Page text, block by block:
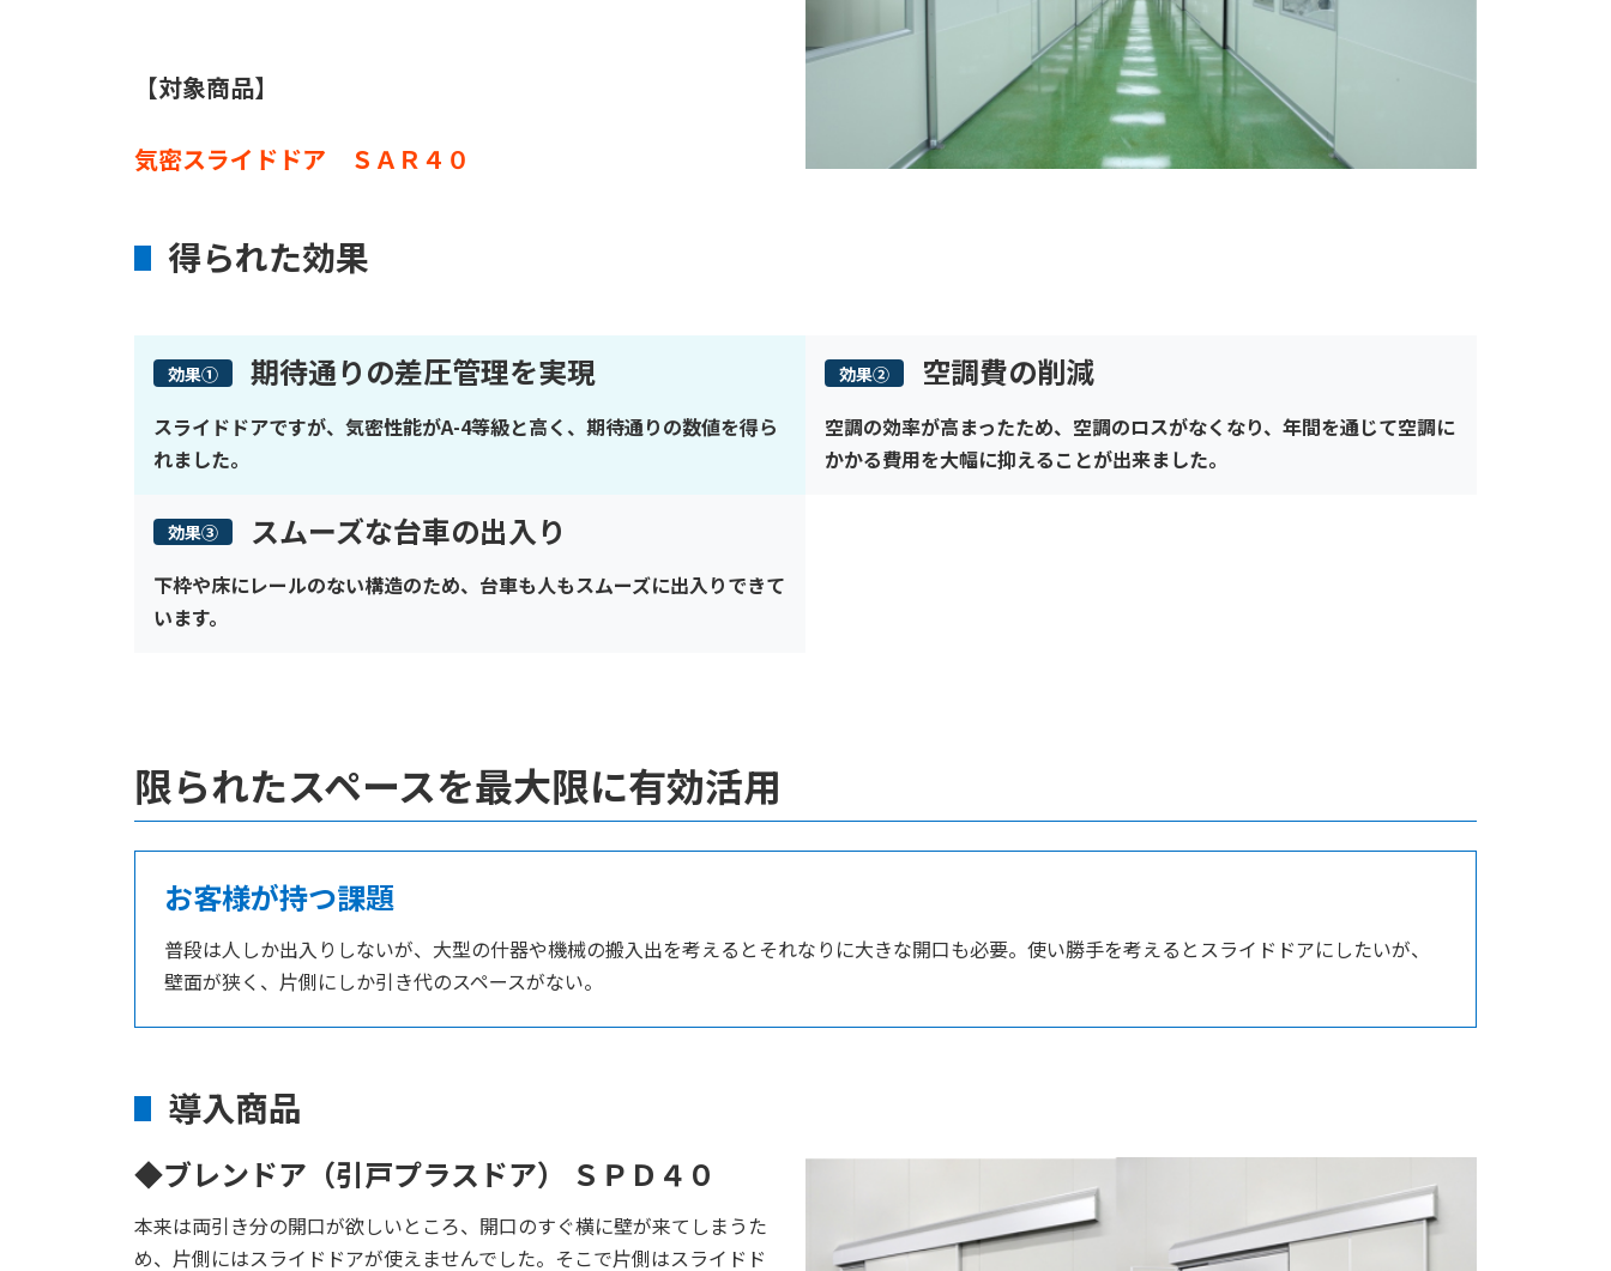
【対象商品】
気密スライドドア ＳＡＲ４０
得られた効果
効果① 期待通りの差圧管理を実現
スライドドアですが、気密性能がA-4等級と高く、期待通りの数値を得ら
れました。
効果② 空調費の削減
空調の効率が高まったため、空調のロスがなくなり、年間を通じて空調に
かかる費用を大幅に抑えることが出来ました。
効果③ スムーズな台車の出入り
下枠や床にレールのない構造のため、台車も人もスムーズに出入りできて
います。
限られたスペースを最大限に有効活用
お客様が持つ課題
普段は人しか出入りしないが、大型の什器や機械の搬入出を考えるとそれなりに大きな開口も必要。使い勝手を考えるとスライドドアにしたいが、
壁面が狭く、片側にしか引き代のスペースがない。
導入商品
◆ブレンドア（引戸プラスドア） ＳＰＤ４０
本来は両引き分の開口が欲しいところ、開口のすぐ横に壁が来てしまうた
め、片側にはスライドドアが使えませんでした。そこで片側はスライドド